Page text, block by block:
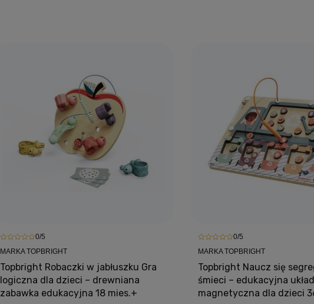
0/5
MARKA TOPBRIGHT
Topbright Robaczki w jabłuszku Gra
logiczna dla dzieci – drewniana
zabawka edukacyjna 18 mies.+
0/5
MARKA TOPBRIGHT
Topbright Naucz się
śmieci – edukacyjna
magnetyczna dla dzieci